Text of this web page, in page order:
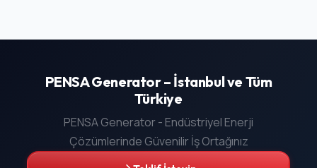
PENSA Generator – İstanbul ve Tüm
Türkiye
PENSA Generator - Endüstriyel Enerji
Çözümlerinde Güvenilir İş Ortağınız